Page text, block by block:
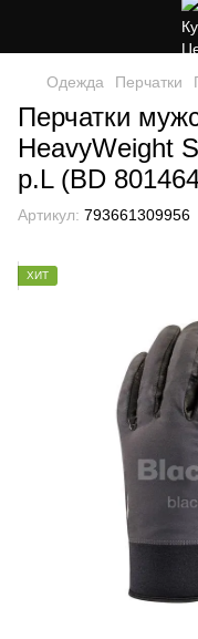
Одежда Перчатки
Перчатки
HeavyWeight
р.L (BD
Артикул: 793661309956
ХИТ